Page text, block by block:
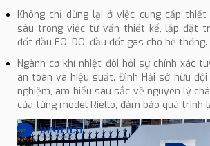
Không chỉ dừng lại ở việc cung cấp thiết
sâu trong việc tư vấn thiết kế, lắp đặt
đốt dầu FO, DO, đầu đốt gas cho hệ thống.
Ngành cơ khí nhiệt đòi hỏi sự chính xác
an toàn và hiệu suất. Đình Hải sở hữu
nghiệm, am hiểu sâu sắc về nguyên lý
của từng model Riello, đảm bảo quá trình